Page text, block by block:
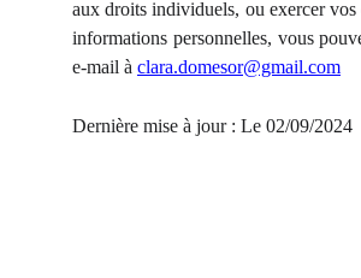
aux droits individuels, ou exercer vos
informations personnelles, vous
e-mail à clara.domesor@gmail.com
Dernière mise à jour : Le 02/09/2024